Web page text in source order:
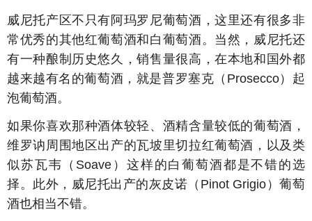
威尼托产区不只有阿玛罗尼葡萄酒，这里还有很多非
常优秀的其他红葡萄酒和白葡萄酒。当然，威尼托还
有一种酿制历史悠久，销售量很高，在本地和国外都
越来越有名的葡萄酒，就是普罗塞克（Prosecco）起
泡葡萄酒。
如果你喜欢那种酒体较轻、酒精含量较低的葡萄酒，
维罗讷周围地区出产的瓦坡里切拉红葡萄酒，以及类
似苏瓦韦（Soave）这样的白葡萄酒都是不错的选
择。此外，威尼托出产的灰皮诺（Pinot Grigio）葡萄
酒也相当不错。